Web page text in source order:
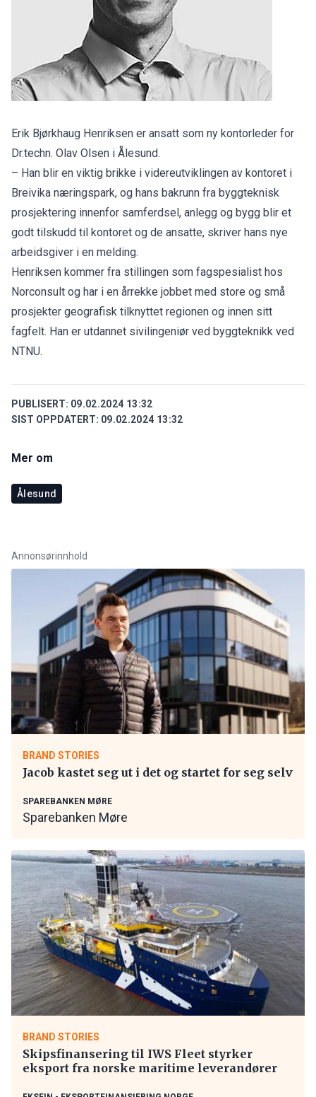
Erik Bjørkhaug Henriksen er ansatt som ny kontorleder for
Dr.techn. Olav Olsen i Ålesund.
– Han blir en viktig brikke i videreutviklingen av kontoret i
Breivika næringspark, og hans bakrunn fra byggteknisk
prosjektering innenfor samferdsel, anlegg og bygg blir et
godt tilskudd til kontoret og de ansatte, skriver hans nye
arbeidsgiver i en melding.
Henriksen kommer fra stillingen som fagspesialist hos
Norconsult og har i en årrekke jobbet med store og små
prosjekter geografisk tilknyttet regionen og innen sitt
fagfelt. Han er utdannet sivilingeniør ved byggteknikk ved
NTNU.
PUBLISERT: 09.02.2024 13:32
SIST OPPDATERT: 09.02.2024 13:32
Mer om
Ålesund
Annonsørinnhold
BRAND STORIES
Jacob kastet seg ut i det og startet for seg selv
SPAREBANKEN MØRE
Sparebanken Møre
BRAND STORIES
Skipsfinansering til IWS Fleet styrker
eksport fra norske maritime leverandører